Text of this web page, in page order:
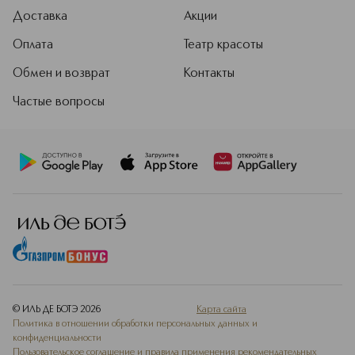
Доставка
Оплата
Обмен и возврат
Частые вопросы
Акции
Театр красоты
Контакты
© ИЛЬ ДЕ БОТЭ 2026
Карта сайта
Политика в отношении обработки персональных данных и
конфиденциальности
Пользовательское соглашение и правила применения рекомендательных